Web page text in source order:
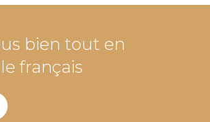
bien tout en
français